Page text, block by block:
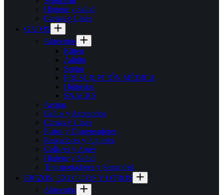
Higiene y Salud
Camas y Casas
GATOS
Alimentos
Kitten
Adulto
Senior
PRESCRIPCIÓN MÉDICA
Húmedos
SNACKS
Arenas
Baños y Accesorios
Camas y Casas
Platos y Dispensadores
Rascadores y Juguetes
Collares y Arnés
Higiene y Salud
Transportadores y Seguridad
ERIZOS, EXOTICOS Y OTROS
Alimentos